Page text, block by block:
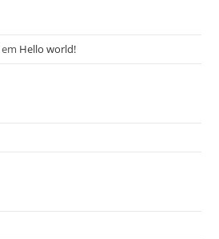
em Hello world!